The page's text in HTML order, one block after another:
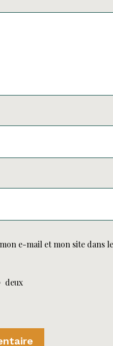
e-mail et mon site dans
deux